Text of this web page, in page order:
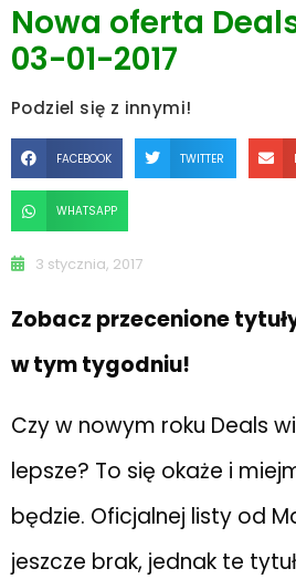
Nowa oferta
03-01-2017
Podziel się z innymi!
FACEBOOK TWITTER
WHATSAPP
3 stycznia, 2017
Zobacz przecenione
w tym tygodniu!
Czy w nowym roku Deals
lepsze? To się okaże i
będzie. Oficjalnej listy od
jeszcze brak, jednak te